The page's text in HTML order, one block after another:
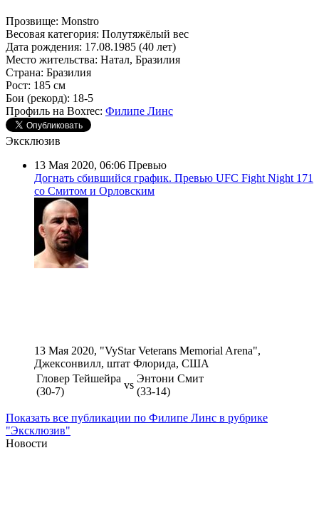
Прозвище: Monstro
Весовая категория: Полутяжёлый вес
Дата рождения: 17.08.1985 (40 лет)
Место жительства: Натал, Бразилия
Страна: Бразилия
Рост: 185 см
Бои (рекорд): 18-5
Профиль на Boxrec: Филипе Линс
Эксклюзив
13 Мая 2020, 06:06 Превью
Догнать сбившийся график. Превью UFC Fight Night 171
со Смитом и Орловским
13 Мая 2020, "VyStar Veterans Memorial Arena",
Джексонвилл, штат Флорида, США
Гловер Тейшейра
(30-7)
vs
Энтони Смит
(33-14)
Показать все публикации по Филипе Линс в рубрике
"Эксклюзив"
Новости